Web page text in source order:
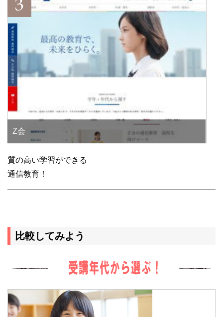
Z会
質の高い学習ができる
通信教育！
比較してみよう